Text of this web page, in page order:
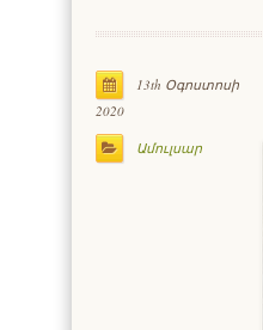
13th Օգոստոսի
2020
Ամուլսար